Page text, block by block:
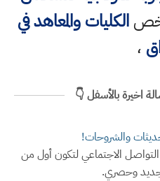
الكليات والمعاهد في
،
اخيرة بالأسفل 👇
والشروحات!
الاجتماعي لتكون أول من
وحصري.